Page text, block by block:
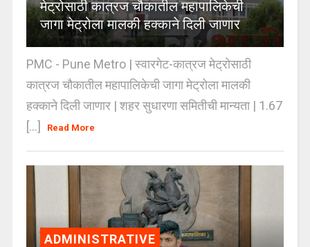
मेट्रोसाठी कात्रज चौकातील महापालिकेची
जागा मेट्रोला मालकी हक्काने दिली जाणार
PMC - Pune Metro | स्वारगेट-कात्रज मेट्रोसाठी
कात्रज चौकातील महापालिकेची जागा मेट्रोला मालकी
हक्काने दिली जाणार | शहर सुधारणा समितीची मान्यता | 1.67
[...]
Read More
ADMINISTRATIVE